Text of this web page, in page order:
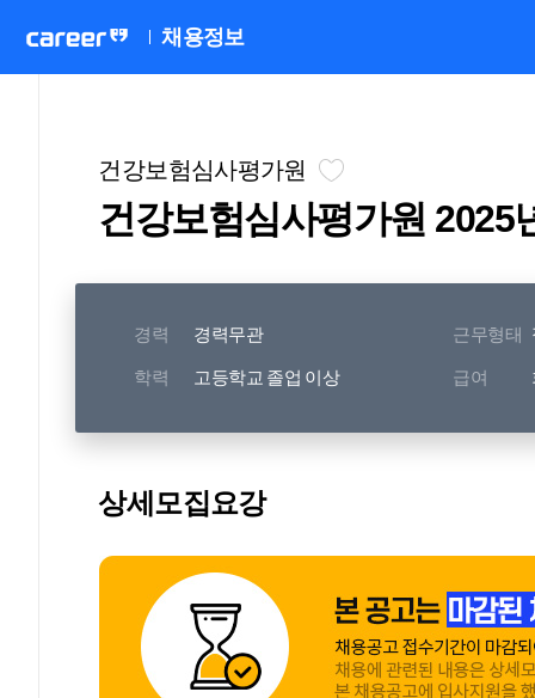
채용정보
건강보험심사평가원
건강보험심사평가원 2025
경력 경력무관 근무형태
학력 고등학교 졸업 이상 급여
상세모집요강